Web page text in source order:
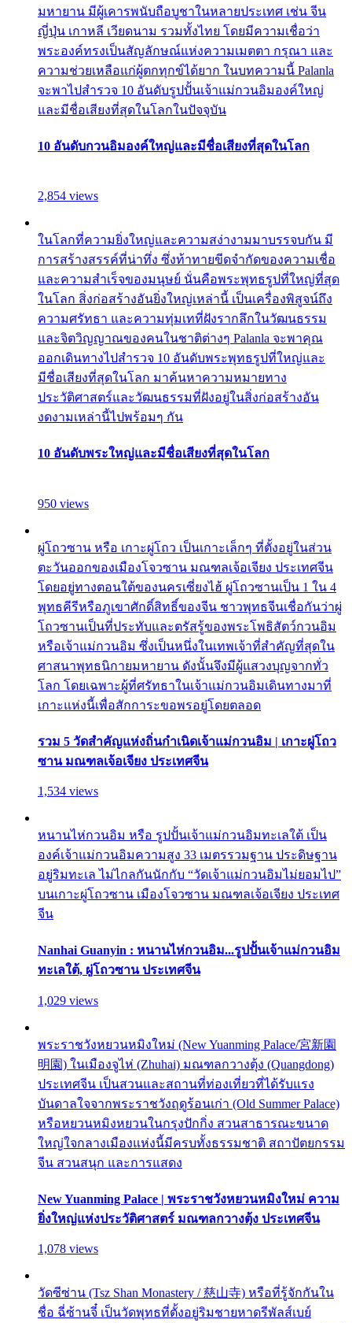
มหายาน มีผู้เคารพนับถือบูชาในหลายประเทศ เช่น จีน
ญี่ปุ่น เกาหลี เวียดนาม รวมทั้งไทย โดยมีความเชื่อว่า
พระองค์ทรงเป็นสัญลักษณ์แห่งความเมตตา กรุณา และ
ความช่วยเหลือแก่ผู้ตกทุกข์ได้ยาก ในบทความนี้ Palanla
จะพาไปสำรวจ 10 อันดับรูปปั้นเจ้าแม่กวนอิมองค์ใหญ่
และมีชื่อเสียงที่สุดในโลกในปัจจุบัน
10 อันดับกวนอิมองค์ใหญ่และมีชื่อเสียงที่สุดในโลก
2,854 views
ในโลกที่ความยิ่งใหญ่และความสง่างามมาบรรจบกัน มี
การสร้างสรรค์ที่น่าทึ่ง ซึ่งท้าทายขีดจำกัดของความเชื่อ
และความสำเร็จของมนุษย์ นั่นคือพระพุทธรูปที่ใหญ่ที่สุด
ในโลก สิ่งก่อสร้างอันยิ่งใหญ่เหล่านี้ เป็นเครื่องพิสูจน์ถึง
ความศรัทธา และความทุ่มเทที่ฝังรากลึกในวัฒนธรรม
และจิตวิญญาณของคนในชาติต่างๆ Palanla จะพาคุณ
ออกเดินทางไปสำรวจ 10 อันดับพระพุทธรูปที่ใหญ่และ
มีชื่อเสียงที่สุดในโลก มาค้นหาความหมายทาง
ประวัติศาสตร์และวัฒนธรรมที่ฝังอยู่ในสิ่งก่อสร้างอัน
งดงามเหล่านี้ไปพร้อมๆ กัน
10 อันดับพระใหญ่และมีชื่อเสียงที่สุดในโลก
950 views
ผู่โถวซาน หรือ เกาะผู่โถว เป็นเกาะเล็กๆ ที่ตั้งอยู่ในส่วน
ตะวันออกของเมืองโจวซาน มณฑลเจ้อเจียง ประเทศจีน
โดยอยู่ทางตอนใต้ของนครเซี่ยงไฮ้ ผู่โถวซานเป็น 1 ใน 4
พุทธคีรีหรือภูเขาศักดิ์สิทธิ์ของจีน ชาวพุทธจีนเชื่อกันว่าผู่
โถวซานเป็นที่ประทับและตรัสรู้ของพระโพธิสัตว์กวนอิม
หรือเจ้าแม่กวนอิม ซึ่งเป็นหนึ่งในเทพเจ้าที่สำคัญที่สุดใน
ศาสนาพุทธนิกายมหายาน ดังนั้นจึงมีผู้แสวงบุญจากทั่ว
โลก โดยเฉพาะผู้ที่ศรัทธาในเจ้าแม่กวนอิมเดินทางมาที่
เกาะแห่งนี้เพื่อสักการะขอพรอยู่โดยตลอด
รวม 5 วัดสำคัญแห่งถิ่นกำเนิดเจ้าแม่กวนอิม | เกาะผู่โถว
ซาน มณฑลเจ้อเจียง ประเทศจีน
1,534 views
หนานไห่กวนอิม หรือ รูปปั้นเจ้าแม่กวนอิมทะเลใต้ เป็น
องค์เจ้าแม่กวนอิมความสูง 33 เมตรรวมฐาน ประดิษฐาน
อยู่ริมทะเล ไม่ไกลกันนักกับ “วัดเจ้าแม่กวนอิมไม่ยอมไป”
บนเกาะผู่โถวซาน เมืองโจวซาน มณฑลเจ้อเจียง ประเทศ
จีน
Nanhai Guanyin : หนานไห่กวนอิม...รูปปั้นเจ้าแม่กวนอิม
ทะเลใต้, ผู่โถวซาน ประเทศจีน
1,029 views
พระราชวังหยวนหมิงใหม่ (New Yuanming Palace/宮新園
明園) ในเมืองจูไห่ (Zhuhai) มณฑลกวางตุ้ง (Quangdong)
ประเทศจีน เป็นสวนและสถานที่ท่องเที่ยวที่ได้รับแรง
บันดาลใจจากพระราชวังฤดูร้อนเก่า (Old Summer Palace)
หรือหยวนหมิงหยวนในกรุงปักกิ่ง สวนสาธารณะขนาด
ใหญ่ใจกลางเมืองแห่งนี้มีครบทั้งธรรมชาติ สถาปัตยกรรม
จีน สวนสนุก และการแสดง
New Yuanming Palace | พระราชวังหยวนหมิงใหม่ ความ
ยิ่งใหญ่แห่งประวัติศาสตร์ มณฑลกวางตุ้ง ประเทศจีน
1,078 views
วัดซีซ่าน (Tsz Shan Monastery / 慈山寺) หรือที่รู้จักกันใน
ชื่อ ฉี่ซ้านจี๋ เป็นวัดพุทธที่ตั้งอยู่ริมชายหาดรีพัลส์เบย์